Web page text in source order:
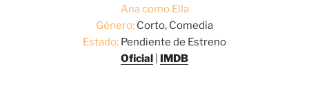
Ana como Ella
Género: Corto, Comedia
Estado: Pendiente de Estreno
Oficial
IMDB